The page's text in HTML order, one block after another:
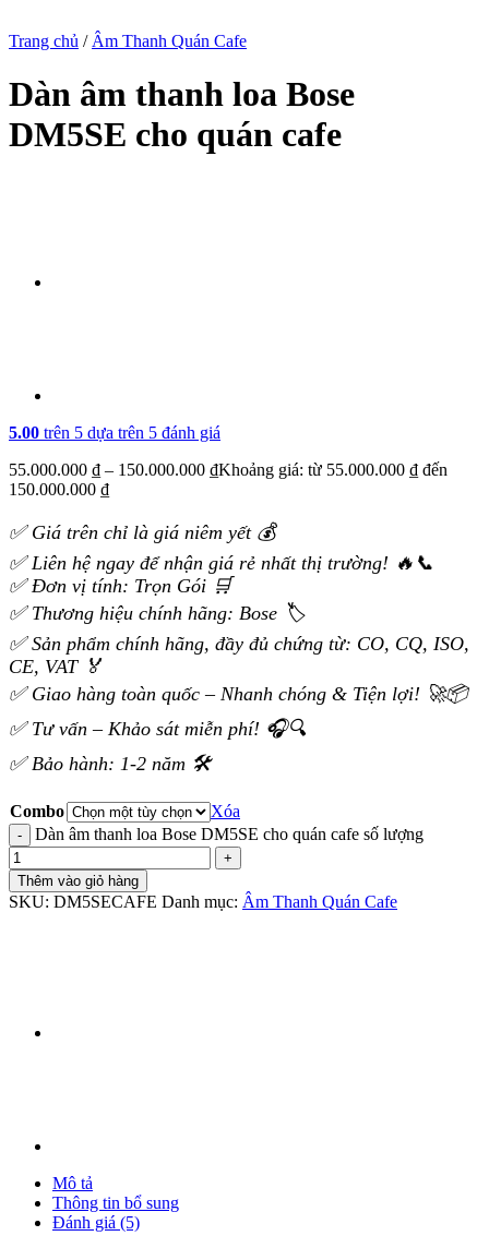
Trang chủ / Âm Thanh Quán Cafe
Dàn âm thanh loa Bose
DM5SE cho quán cafe
5.00 trên 5 dựa trên 5 đánh giá
55.000.000 ₫ – 150.000.000 ₫Khoảng giá: từ 55.000.000 ₫ đến
150.000.000 ₫
✅ Giá trên chỉ là giá niêm yết 💰
✅ Liên hệ ngay để nhận giá rẻ nhất thị trường! 🔥📞
✅ Đơn vị tính: Trọn Gói 🛒
✅ Thương hiệu chính hãng: Bose 🏷️
✅ Sản phẩm chính hãng, đầy đủ chứng từ: CO, CQ, ISO,
CE, VAT 🏅
✅ Giao hàng toàn quốc – Nhanh chóng & Tiện lợi! 🚀📦
✅ Tư vấn – Khảo sát miễn phí! 🎧🔍
✅ Bảo hành: 1-2 năm 🛠️
Combo
Xóa
Dàn âm thanh loa Bose DM5SE cho quán cafe số lượng
Thêm vào giỏ hàng
SKU: DM5SECAFE Danh mục: Âm Thanh Quán Cafe
Mô tả
Thông tin bổ sung
Đánh giá (5)